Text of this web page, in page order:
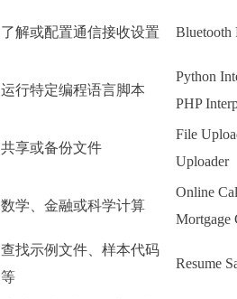
了解或配置通信接收设置 Bluetooth
运行特定编程语言脚本
Python
PHP
共享或备份文件
File
Uploader
数学、金融或科学计算
Online
Mortgage
查找示例文件、样本代码
等
Resume